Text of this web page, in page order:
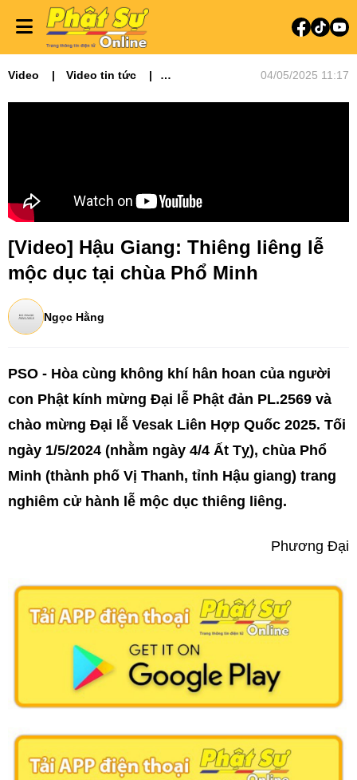
Video
Video tin tức
04/05/2025 11:17
[Video] Hậu Giang: Thiêng liêng lễ
mộc dục tại chùa Phổ Minh
Ngọc Hằng
PSO - Hòa cùng không khí hân hoan của người
con Phật kính mừng Đại lễ Phật đản PL.2569 và
chào mừng Đại lễ Vesak Liên Hợp Quốc 2025. Tối
ngày 1/5/2024 (nhằm ngày 4/4 Ất Tỵ), chùa Phổ
Minh (thành phố Vị Thanh, tỉnh Hậu giang) trang
nghiêm cử hành lễ mộc dục thiêng liêng.
Phương Đại